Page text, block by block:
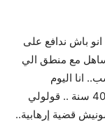
باش ندافع على
مع منطق الي
انا اليوم
نتحاسب على أفكاري ومواقفي المعروفة بهم 40 سنة .. قولولي
قضية إرهابية..